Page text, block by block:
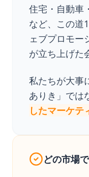
住宅・自動車
など、この道
ェブプロモー
が立ち上げた
私たちが大事
ありき」では
したマーケテ
どの市場